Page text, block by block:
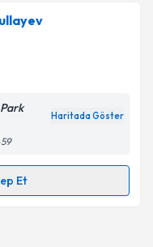
randevu takvimi
randevu almanız
posta ile
ilişkin
belirtilen
Haritada Göster
Et